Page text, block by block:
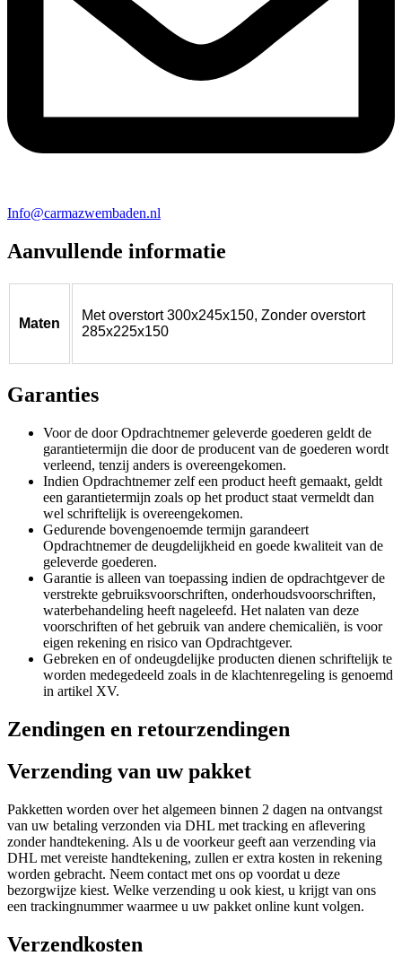
Info@carmazwembaden.nl
Aanvullende informatie
Maten
Met overstort 300x245x150, Zonder overstort
285x225x150
Garanties
Voor de door Opdrachtnemer geleverde goederen geldt de
garantietermijn die door de producent van de goederen wordt
verleend, tenzij anders is overeengekomen.
Indien Opdrachtnemer zelf een product heeft gemaakt, geldt
een garantietermijn zoals op het product staat vermeldt dan
wel schriftelijk is overeengekomen.
Gedurende bovengenoemde termijn garandeert
Opdrachtnemer de deugdelijkheid en goede kwaliteit van de
geleverde goederen.
Garantie is alleen van toepassing indien de opdrachtgever de
verstrekte gebruiksvoorschriften, onderhoudsvoorschriften,
waterbehandeling heeft nageleefd. Het nalaten van deze
voorschriften of het gebruik van andere chemicaliën, is voor
eigen rekening en risico van Opdrachtgever.
Gebreken en of ondeugdelijke producten dienen schriftelijk te
worden medegedeeld zoals in de klachtenregeling is genoemd
in artikel XV.
Zendingen en retourzendingen
Verzending van uw pakket
Pakketten worden over het algemeen binnen 2 dagen na ontvangst
van uw betaling verzonden via DHL met tracking en aflevering
zonder handtekening. Als u de voorkeur geeft aan verzending via
DHL met vereiste handtekening, zullen er extra kosten in rekening
worden gebracht. Neem contact met ons op voordat u deze
bezorgwijze kiest. Welke verzending u ook kiest, u krijgt van ons
een trackingnummer waarmee u uw pakket online kunt volgen.
Verzendkosten